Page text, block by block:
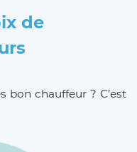
de
bon chauffeur ? C’est